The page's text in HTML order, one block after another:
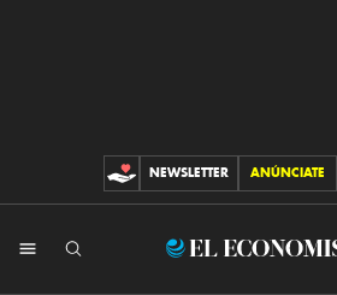
CONTRIBUCIONES
NEWSLETTER ANÚNCIATE
El